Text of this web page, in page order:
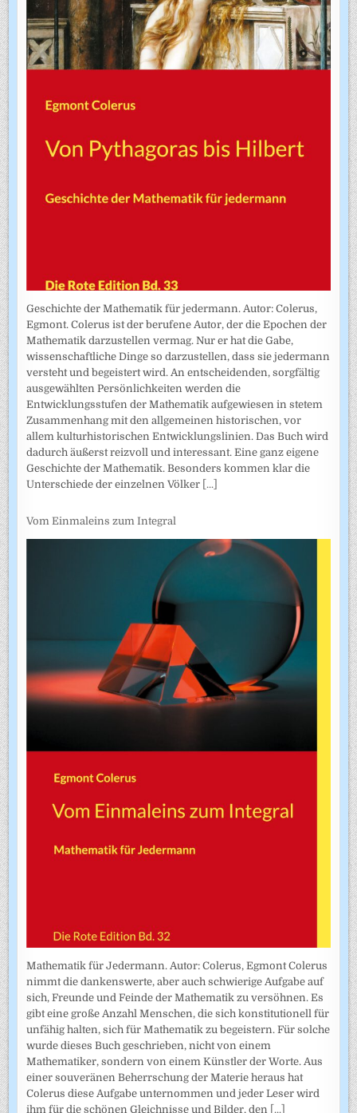
Geschichte der Mathematik für jedermann. Autor: Colerus,
Egmont. Colerus ist der berufene Autor, der die Epochen der
Mathematik darzustellen vermag. Nur er hat die Gabe,
wissenschaftliche Dinge so darzustellen, dass sie jedermann
versteht und begeistert wird. An entscheidenden, sorgfältig
ausgewählten Persönlichkeiten werden die
Entwicklungsstufen der Mathematik aufgewiesen in stetem
Zusammenhang mit den allgemeinen historischen, vor
allem kulturhistorischen Entwicklungslinien. Das Buch wird
dadurch äußerst reizvoll und interessant. Eine ganz eigene
Geschichte der Mathematik. Besonders kommen klar die
Unterschiede der einzelnen Völker [...]
Vom Einmaleins zum Integral
Mathematik für Jedermann. Autor: Colerus, Egmont Colerus
nimmt die dankenswerte, aber auch schwierige Aufgabe auf
sich, Freunde und Feinde der Mathematik zu versöhnen. Es
gibt eine große Anzahl Menschen, die sich konstitutionell für
unfähig halten, sich für Mathematik zu begeistern. Für solche
wurde dieses Buch geschrieben, nicht von einem
Mathematiker, sondern von einem Künstler der Worte. Aus
einer souveränen Beherrschung der Materie heraus hat
Colerus diese Aufgabe unternommen und jeder Leser wird
ihm für die schönen Gleichnisse und Bilder, den [...]